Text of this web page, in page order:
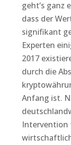
geht’s ganz
dass der
signifikant
Experten
2017
durch die
Anfang ist.
Intervention